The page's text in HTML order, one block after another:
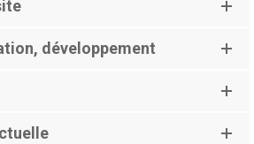
développement